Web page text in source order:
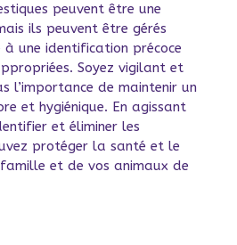
peuvent être une
ils peuvent être gérés
une identification précoce
Soyez vigilant et
l’importance de maintenir un
et hygiénique. En agissant
et éliminer les
protéger la santé et le
et de vos animaux de